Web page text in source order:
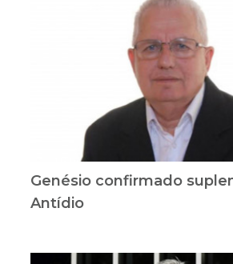
Genésio confirmado
Antídio